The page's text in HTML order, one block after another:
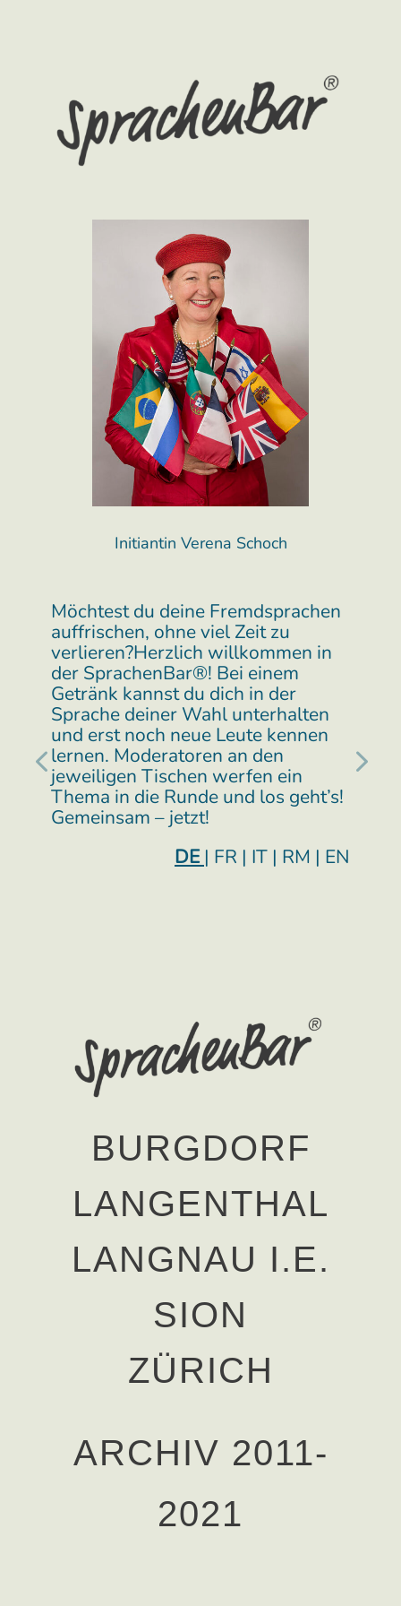
Initiantin Verena Schoch
Möchtest du deine Fremdsprachen
auf­frischen, ohne viel Zeit zu
verlieren?Herzlich willkom­men in
der SprachenBar®! Bei einem
Getränk kannst du dich in der
Sprache deiner Wahl unterhalten
und erst noch neue Leute kennen
lernen. Moderatoren an den
jeweili­gen Tischen werfen ein
Thema in die Runde und los geht’s!
Gemeinsam – jetzt!
DE | FR | IT | RM | EN
BURGDORF
LANGENTHAL
LANGNAU I.E.
SION
ZÜRICH
ARCHIV 2011-
2021